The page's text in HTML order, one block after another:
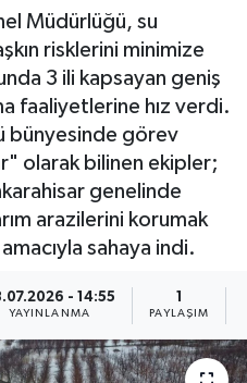
Müdürlüğü, su
risklerini minimize
3 ili kapsayan geniş
faaliyetlerine hız verdi.
bünyesinde görev
olarak bilinen ekipler;
genelinde
arazilerini korumak
sahaya indi.
- 14:55
YAYINLANMA PAYLAŞIM